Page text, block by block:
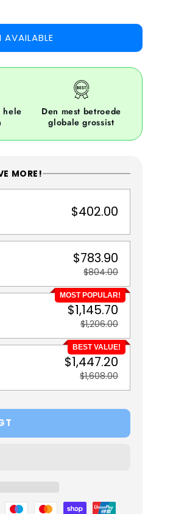
AVAILABLE
hele
Den mest betroede
globale grossist
MORE!
$402.00
$783.90
$804.00
MOST POPULAR!
$1,145.70
$1,206.00
BEST VALUE!
$1,447.20
$1,608.00